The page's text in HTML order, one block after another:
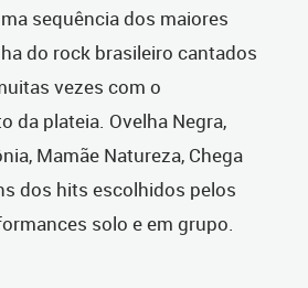
sequência dos maiores
do rock brasileiro cantados
vezes com o
da plateia. Ovelha Negra,
Mamãe Natureza, Chega
dos hits escolhidos pelos
solo e em grupo.